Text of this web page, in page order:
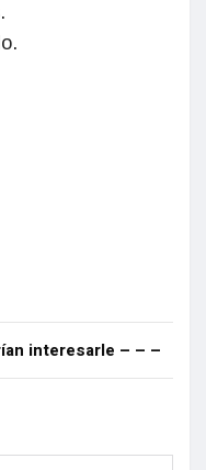
interesarle – – –